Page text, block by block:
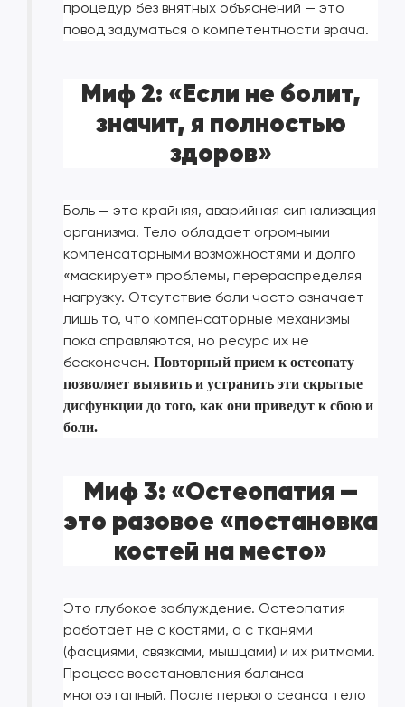
процедур без внятных объяснений — это
повод задуматься о компетентности врача.
Миф 2: «Если не болит,
значит, я полностью
здоров»
Боль — это крайняя, аварийная сигнализация
организма. Тело обладает огромными
компенсаторными возможностями и долго
«маскирует» проблемы, перераспределяя
нагрузку. Отсутствие боли часто означает
лишь то, что компенсаторные механизмы
пока справляются, но ресурс их не
бесконечен. Повторный прием к остеопату
позволяет выявить и устранить эти скрытые
дисфункции до того, как они приведут к сбою и
боли.
Миф 3: «Остеопатия —
это разовое «постановка
костей на место»
Это глубокое заблуждение. Остеопатия
работает не с костями, а с тканями
(фасциями, связками, мышцами) и их ритмами.
Процесс восстановления баланса —
многоэтапный. После первого сеанса тело